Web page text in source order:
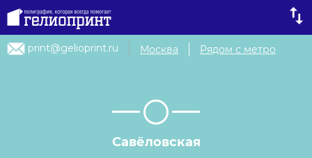
print@gelioprint.ru Москва Рядом с метро
Савёловская